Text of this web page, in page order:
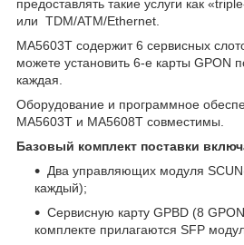
предоставлять такие услуги как
или TDM/ATM/Ethernet.
MA5603T содержит 6 сервисных
можете установить 6-е карты GPON
каждая.
Оборудование и программное
MA5603T и MA5608T совместимы.
Базовый комплект поставки
Два управляющих модуля
каждый);
Сервисную карту GPBD (8
комплекте прилагаются SFP